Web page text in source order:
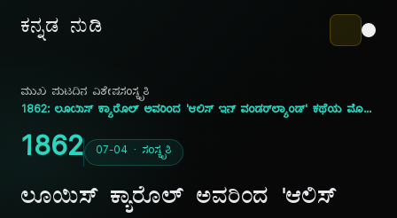
ಕನ್ನಡ ನುಡಿ
ಮುಖ ಪುಟದಿನ ವಿಶೇಷಸಂಸ್ಕೃತಿ
1862: ಲೂಯಿಸ್ ಕ್ಯಾರೊಲ್ ಅವರಿಂದ 'ಆಲಿಸ್ ಇನ್ ವಂಡರ್‌ಲ್ಯಾಂಡ್' ಕಥೆಯ ಮೊದಲ ನಿರೂಪಣೆ
1862 07-04 · ಸಂಸ್ಕೃತಿ
ಲೂಯಿಸ್ ಕ್ಯಾರೊಲ್ ಅವರಿಂದ 'ಆಲಿಸ್